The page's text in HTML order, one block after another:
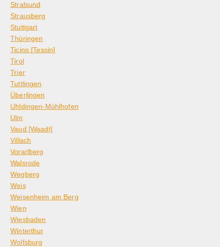
Stralsund
Strausberg
Stuttgart
Thüringen
Ticino [Tessin]
Tirol
Trier
Tuttlingen
Überlingen
Uhldingen-Mühlhofen
Ulm
Vaud [Waadt]
Villach
Vorarlberg
Walsrode
Wegberg
Weis
Weisenheim am Berg
Wien
Wiesbaden
Winterthur
Wolfsburg